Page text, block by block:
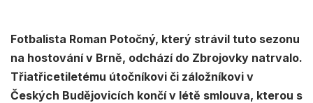
Fotbalista Roman Potočný, který strávil tuto sezonu
na hostování v Brně, odchází do Zbrojovky natrvalo.
Třiatřicetiletému útočníkovi či záložníkovi v
Českých Budějovicích končí v létě smlouva, kterou s